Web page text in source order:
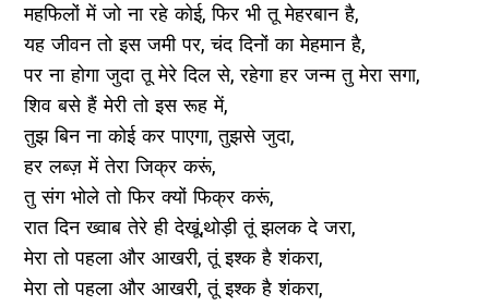
महफिलों में जो ना रहे कोई, फिर भी तू मेहरबान है,
यह जीवन तो इस जमी पर, चंद दिनों का मेहमान है,
पर ना होगा जुदा तू मेरे दिल से, रहेगा हर जन्म तु मेरा सगा,
शिव बसे हैं मेरी तो इस रूह में,
तुझ बिन ना कोई कर पाएगा, तुझसे जुदा,
हर लब्ज़ में तेरा जिक्र करूं,
तु संग भोले तो फिर क्यों फिक्र करूं,
रात दिन ख्वाब तेरे ही देखूं,थोड़ी तूं झलक दे जरा,
मेरा तो पहला और आखरी, तूं इश्क है शंकरा,
मेरा तो पहला और आखरी, तूं इश्क है शंकरा,